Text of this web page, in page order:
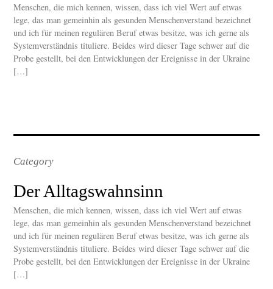
Menschen, die mich kennen, wissen, dass ich viel Wert auf etwas
lege, das man gemeinhin als gesunden Menschenverstand bezeichnet
und ich für meinen regulären Beruf etwas besitze, was ich gerne als
Systemverständnis tituliere. Beides wird dieser Tage schwer auf die
Probe gestellt, bei den Entwicklungen der Ereignisse in der Ukraine
[…]
Category
Der Alltagswahnsinn
Menschen, die mich kennen, wissen, dass ich viel Wert auf etwas
lege, das man gemeinhin als gesunden Menschenverstand bezeichnet
und ich für meinen regulären Beruf etwas besitze, was ich gerne als
Systemverständnis tituliere. Beides wird dieser Tage schwer auf die
Probe gestellt, bei den Entwicklungen der Ereignisse in der Ukraine
[…]